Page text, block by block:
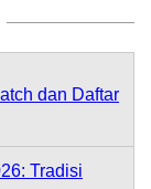
dan Daftar
Tradisi